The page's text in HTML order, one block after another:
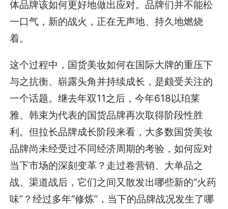
体品牌该如何更好地做出应对。品牌们并不能松
一口气，新的战火，正在无声地、持久地燃烧
着。
这个过程中，国货美妆如何在国际大牌的重压下
与之抗衡、崭露头角并持续成长，是颇受关注的
一个话题。继去年双11之后，今年618以珀莱
雅、韩束为代表的国货品牌再次取得阶段性胜
利。但拉长品牌成长阶段来看，大多数国货美妆
品牌尚未经受过不同经济周期的考验，如何应对
当下市场的深刻变革？走过卷营销、大单品之
战、渠道战后，它们之间又散发出哪些新的“火药
味”？经过多年“修炼”，当下的品牌战况发生了哪